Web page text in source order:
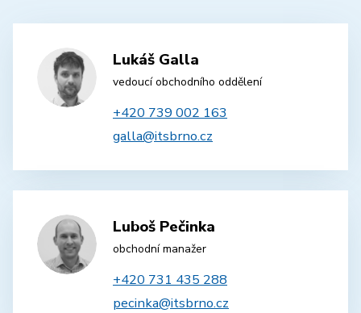
Lukáš Galla
vedoucí obchodního oddělení
+420 739 002 163
galla@itsbrno.cz
Luboš Pečinka
obchodní manažer
+420 731 435 288
pecinka@itsbrno.cz